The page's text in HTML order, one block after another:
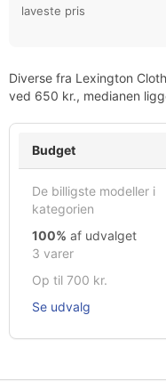
laveste pris
Diverse fra Lexington
ved 650 kr., medianen
Budget
De billigste modeller i
kategorien
100% af udvalget
3 varer
Op til 700 kr.
Se udvalg